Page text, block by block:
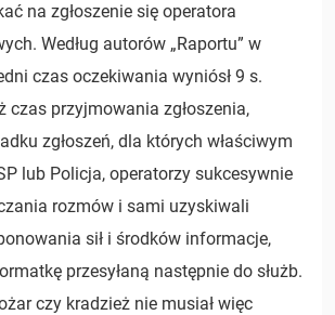
na zgłoszenie się operatora
Według autorów „Raportu” w
czas oczekiwania wyniósł 9 s.
czas przyjmowania zgłoszenia,
zgłoszeń, dla których właściwym
lub Policja, operatorzy sukcesywnie
rozmów i sami uzyskiwali
sił i środków informacje,
przesyłaną następnie do służb.
czy kradzież nie musiał więc